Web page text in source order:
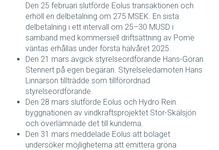
Den 25 februari slutförde Eolus transaktionen och
erhöll en delbetalning om 275 MSEK. En sista
delbetalning i ett intervall om 25–30 MUSD i
samband med kommersiell driftsättning av Pome
väntas erhållas under första halvåret 2025.
Den 21 mars avgick styrelseordförande Hans-Göran
Stennert på egen begäran. Styrelseledamoten Hans
Linnarson tillträdde som tillförordnad
styrelseordförande.
Den 28 mars slutförde Eolus och Hydro Rein
byggnationen av vindkraftsprojektet Stor-Skälsjön
och överlämnade det till kunderna.
Den 31 mars meddelade Eolus att bolaget
undersöker möjligheterna att emittera gröna